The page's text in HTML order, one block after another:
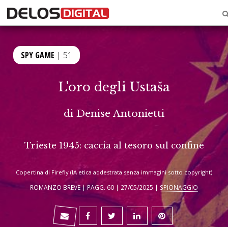
SPY GAME | 51
L'oro degli Ustaša
di Denise Antonietti
Trieste 1945: caccia al tesoro sul confine
Copertina di Firefly (IA etica addestrata senza immagini sotto copyright)
ROMANZO BREVE | PAGG. 60 | 27/05/2025 | SPIONAGGIO